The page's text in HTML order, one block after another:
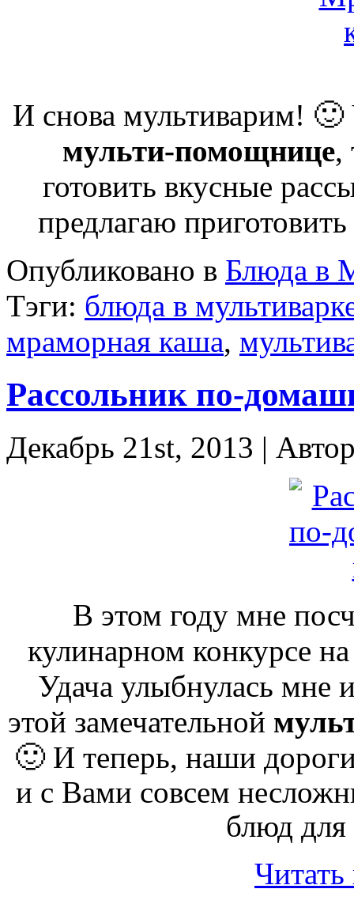
И снова мультиварим! 🙂
мульти-помощнице,
готовить вкусные
предлагаю
Опубликовано в Блюда в
Тэги: блюда в
мраморная каша,
Рассольник по-
Декабрь 21st, 2013 |
В этом году мне
кулинарном конкурсе
Удача улыбнулась мне
этой замечательной
🙂 И теперь, наши
и с Вами совсем
блюд для